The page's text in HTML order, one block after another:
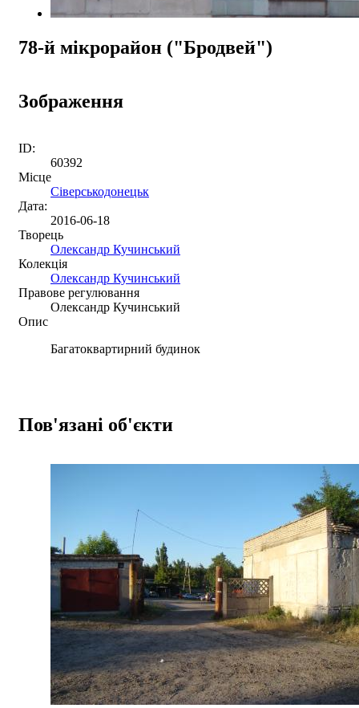
78-й мікрорайон ("Бродвей")
Зображення
ID:
60392
Місце
Сіверськодонецьк
Дата:
2016-06-18
Творець
Олександр Кучинський
Колекція
Олександр Кучинський
Правове регулювання
Олександр Кучинський
Опис
Багатоквартирний будинок
Пов'язані об'єкти